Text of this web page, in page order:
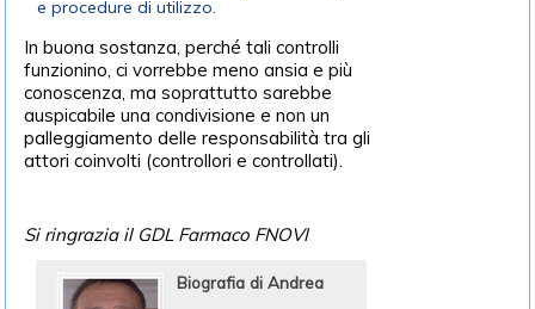
e procedure di utilizzo.
In buona sostanza, perché tali controlli
funzionino, ci vorrebbe meno ansia e più
conoscenza, ma soprattutto sarebbe
auspicabile una condivisione e non un
palleggiamento delle responsabilità tra gli
attori coinvolti (controllori e controllati).
Si ringrazia il GDL Farmaco FNOVI
Biografia di Andrea